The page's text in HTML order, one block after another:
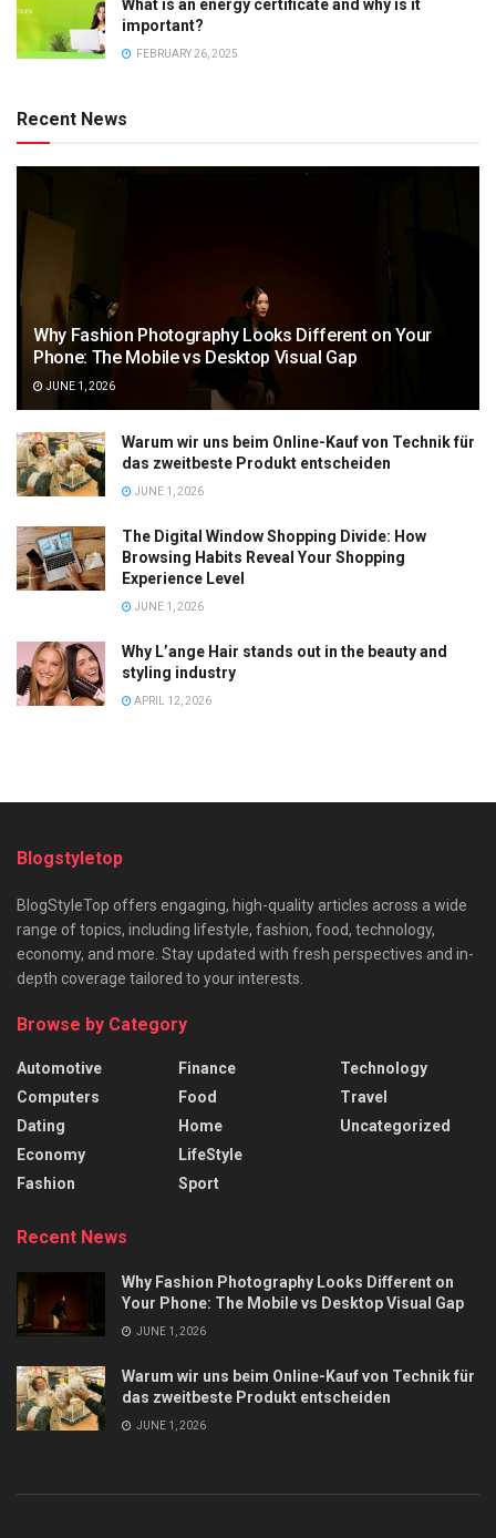
What is an energy certificate and why is it
important?
FEBRUARY 26, 2025
Recent News
Why Fashion Photography Looks Different on Your
Phone: The Mobile vs Desktop Visual Gap
JUNE 1, 2026
Warum wir uns beim Online-Kauf von Technik für
das zweitbeste Produkt entscheiden
JUNE 1, 2026
The Digital Window Shopping Divide: How
Browsing Habits Reveal Your Shopping
Experience Level
JUNE 1, 2026
Why L’ange Hair stands out in the beauty and
styling industry
APRIL 12, 2026
Blogstyletop
BlogStyleTop offers engaging, high-quality articles across a wide
range of topics, including lifestyle, fashion, food, technology,
economy, and more. Stay updated with fresh perspectives and in-
depth coverage tailored to your interests.
Browse by Category
Automotive
Computers
Dating
Economy
Fashion
Finance
Food
Home
LifeStyle
Sport
Technology
Travel
Uncategorized
Recent News
Why Fashion Photography Looks Different on
Your Phone: The Mobile vs Desktop Visual Gap
JUNE 1, 2026
Warum wir uns beim Online-Kauf von Technik für
das zweitbeste Produkt entscheiden
JUNE 1, 2026